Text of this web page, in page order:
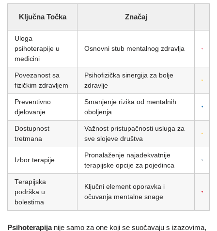
Ključna Točka Značaj
Uloga
psihoterapije u
medicini
Osnovni stub mentalnog zdravlja
Povezanost sa
fizičkim zdravljem
Psihofizička sinergija za bolje
zdravlje
Preventivno
djelovanje
Smanjenje rizika od mentalnih
oboljenja
Dostupnost
tretmana
Važnost pristupačnosti usluga za
sve slojeve društva
Izbor terapije
Pronalaženje najadekvatnije
terapijske opcije za pojedinca
Terapijska
podrška u
bolestima
Ključni element oporavka i
očuvanja mentalne snage
Psihoterapijanije samo za one koji se suočavaju s izazovima,